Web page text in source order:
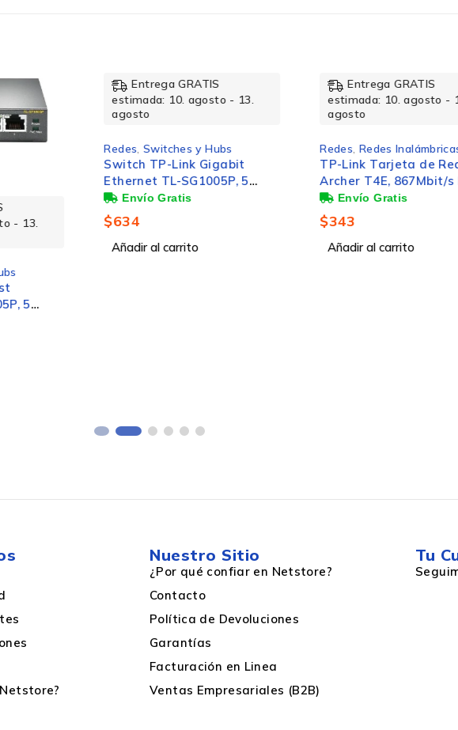
90.7 mm
802.11a,802.11b,802.11g,Wi-Fi 4 (802.11n),Wi-Fi 5 (802.11ac)
WPA-PSK,WPA2-PSK
Blanco, Gris
Entrega GRATIS
estimada: 10. agosto - 13.
Switches y Hubs
Switch TP-Link Gigabit
Ethernet TL-SG1005P, 5
Puertos 10/100/1000 (4x
PoE), 10Gbit/s, 2000
Entradas - No Administrable
Añadir al carrito
Entrega GRATIS
estimada: 10. agosto - 13.
Redes Inalámbricas
TP-Link Tarjeta de Red
Archer T4E, 867Mbit/s PCI
Express, 2 Antenas, Wi-Fi 5
Añadir al carrito
Nuestro Sitio
¿Por qué confiar en Netstore?
Contacto
Política de Devoluciones
Garantías
Facturación en Linea
Ventas Empresariales (B2B)
Tu